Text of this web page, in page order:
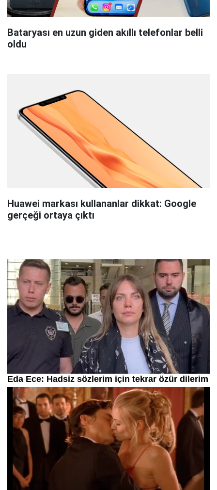
Bataryası en uzun giden akıllı telefonlar belli
oldu
Huawei markası kullananlar dikkat: Google
gerçeği ortaya çıktı